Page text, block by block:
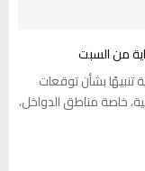
من السبت
تنبيهًا بشأن توقعات
خاصة مناطق الدواخل،